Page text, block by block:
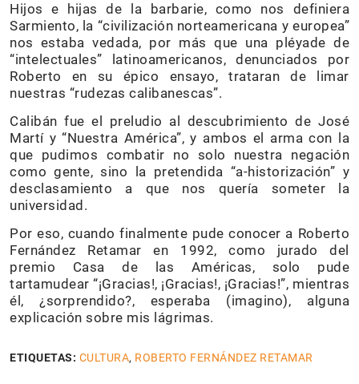
Hijos e hijas de la barbarie, como nos definiera
Sarmiento, la “civilización norteamericana y europea”
nos estaba vedada, por más que una pléyade de
“intelectuales” latinoamericanos, denunciados por
Roberto en su épico ensayo, trataran de limar
nuestras “rudezas calibanescas”.
Calibán fue el preludio al descubrimiento de José
Martí y “Nuestra América”, y ambos el arma con la
que pudimos combatir no solo nuestra negación
como gente, sino la pretendida “a-historización” y
desclasamiento a que nos quería someter la
universidad.
Por eso, cuando finalmente pude conocer a Roberto
Fernández Retamar en 1992, como jurado del
premio Casa de las Américas, solo pude
tartamudear “¡Gracias!, ¡Gracias!, ¡Gracias!”, mientras
él, ¿sorprendido?, esperaba (imagino), alguna
explicación sobre mis lágrimas.
ETIQUETAS: CULTURA, ROBERTO FERNÁNDEZ RETAMAR